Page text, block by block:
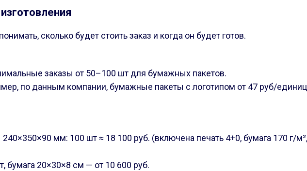
сколько будет стоить заказ и когда он будет готов.
заказы от 50–100 шт для бумажных пакетов.
по данным компании, бумажные пакеты с логотипом от 47 руб/
мм: 100 шт ≈ 18 100 руб. (включена печать 4+0, бумага 170 г/
бумага 20×30×8 см — от 10 600 руб.